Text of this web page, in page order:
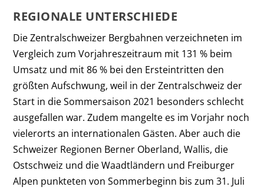
REGIONALE UNTERSCHIEDE
Die Zentralschweizer Bergbahnen verzeichneten im
Vergleich zum Vorjahreszeitraum mit 131 % beim
Umsatz und mit 86 % bei den Ersteintritten den
größten Aufschwung, weil in der Zentralschweiz der
Start in die Sommersaison 2021 besonders schlecht
ausgefallen war. Zudem mangelte es im Vorjahr noch
vielerorts an internationalen Gästen. Aber auch die
Schweizer Regionen Berner Oberland, Wallis, die
Ostschweiz und die Waadtländern und Freiburger
Alpen punkteten von Sommerbeginn bis zum 31. Juli